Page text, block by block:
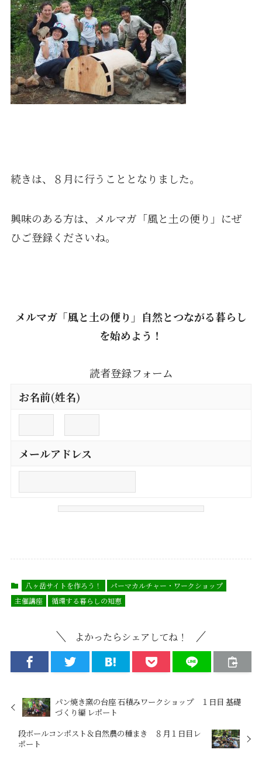
続きは、８月に行うこととなりました。
興味のある方は、メルマガ「風と土の便り」にぜ
ひご登録くださいね。
メルマガ「風と土の便り」自然とつながる暮らし
を始めよう！
読者登録フォーム
お名前(姓名)
メールアドレス
八ヶ岳サイトを作ろう！
パーマカルチャー・ワークショップ
主催講座
循環する暮らしの知恵
よかったらシェアしてね！
パン焼き窯の台座 石積みワークショップ １日目 基礎
づくり編 レポート
段ボールコンポスト＆自然農の種まき ８月１日目レ
ポート